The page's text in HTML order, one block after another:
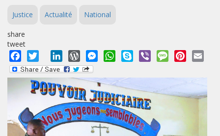
Justice Actualité National
share
tweet
Facebook
Twitter LinkedInWordPressMessengerWhatsApp
Skype Viber MessagePinterest